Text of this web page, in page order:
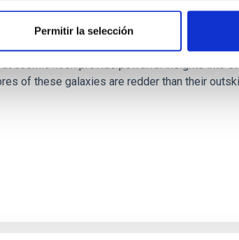
Permitir la selección
at 1.2 ≲ z ≲ 2.2: Age, Fe-, and
cosmic noon provide powerful insights into
of these galaxies are redder than their